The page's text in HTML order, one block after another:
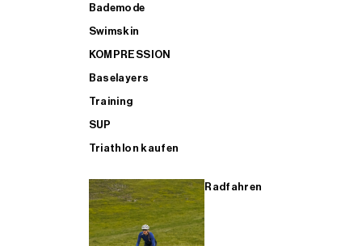
Bademode
Swimskin
KOMPRESSION
Baselayers
Training
SUP
Triathlon kaufen
Radfahren